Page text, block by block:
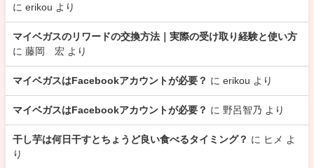
に erikou より
マイベガスのリワードの交換方法｜実際の受け取り経験と使い方
に 藤岡 宏 より
マイベガスはFacebookアカウントが必要？ に erikou より
マイベガスはFacebookアカウントが必要？ に 野呂智乃 より
干し芋は何日干すとちょうど良い食べるタイミング？ に ヒメ よ
り